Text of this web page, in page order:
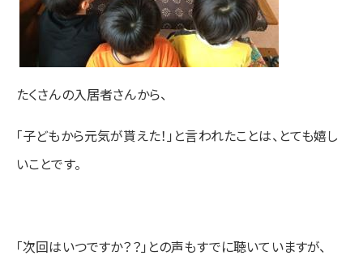
たくさんの入居者さんから、
「子どもから元気が貰えた！」と言われたことは、とても嬉し
いことです。
「次回はいつですか？？」との声もすでに聴いていますが、